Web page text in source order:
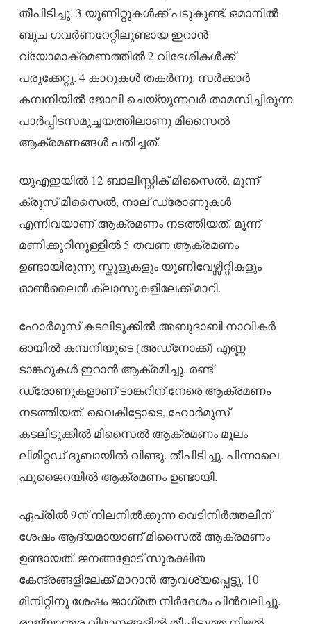
തീപിടിച്ചു. 3 യൂണിറ്റുകൾക്ക് പടുകൂണ്ട്. ഒമാനിൽ
ബുച ഗവർണറേറ്റിലുണ്ടായ ഇറാൻ
വ്യോമാക്രമണത്തിൽ 2 വിദേശികൾക്ക്
പരുക്കേറ്റു. 4 കാറുകൾ തകർന്നു. സർക്കാർ
കമ്പനിയിൽ ജോലി ചെയ്യുന്നവർ താമസിച്ചിരുന്ന
പാർപ്പിടസമുച്ചയത്തിലാണു മിസൈൽ
ആക്രമണങ്ങൾ പതിച്ചത്.
യുഎഇയിൽ 12 ബാലിസ്റ്റിക് മിസൈൽ, മൂന്ന്
ക്രൂസ് മിസൈൽ, നാല് ഡ്രോണുകൾ
എന്നിവയാണ് ആക്രമണം നടത്തിയത്. മൂന്ന്
മണിക്കൂറിനുള്ളിൽ 5 തവണ ആക്രമണം
ഉണ്ടായിരുന്നു സ്കൂളുകളും യൂണിവേഴ്സിറ്റികളും
ഓൺലൈൻ ക്ലാസുകളിലേക്ക് മാറി.
ഹോർമുസ് കടലിടുക്കിൽ അബുദാബി നാവികർ
ഓയിൽ കമ്പനിയുടെ (അഡ്നോക്ക്) എണ്ണ
ടാങ്കറുകൾ ഇറാൻ ആക്രമിച്ചു. രണ്ട്
ഡ്രോണുകളാണ് ടാങ്കറിന് നേരെ ആക്രമണം
നടത്തിയത്. വൈകിട്ടോടെ, ഹോർമുസ്
കടലിടുക്കിൽ മിസൈൽ ആക്രമണം മൂലം
ലിമിറ്റഡ് ദുബായിൽ വിണ്ടു. തീപിടിച്ചു. പിന്നാലെ
ഫുജൈറയിൽ ആക്രമണം ഉണ്ടായി.
ഏപ്രിൽ 9ന് നിലനിൽക്കുന്ന വെടിനിർത്തലിന്
ശേഷം ആദ്യമായാണ് മിസൈൽ ആക്രമണം
ഉണ്ടായത്. ജനങ്ങളോട് സുരക്ഷിത
കേന്ദ്രങ്ങളിലേക്ക് മാറാൻ ആവശ്യപ്പെട്ടു. 10
മിനിറ്റിനു ശേഷം ജാഗ്രത നിർദേശം പിൻവലിച്ചു.